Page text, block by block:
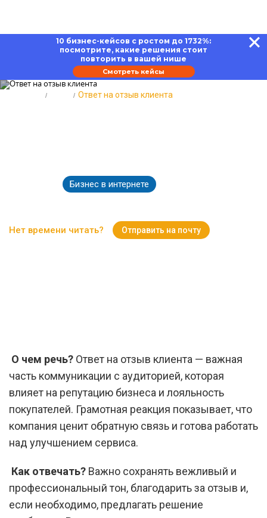
10 бизнес-кейсов с ростом до 1732%:
посмотрите, какие решения стоит
повторить в вашей нише
Смотреть кейсы
Ответ на отзыв клиента
Бизнес в интернете
Нет времени читать? Отправить на почту
О чем речь? Ответ на отзыв клиента — важная
часть коммуникации с аудиторией, которая
влияет на репутацию бизнеса и лояльность
покупателей. Грамотная реакция показывает, что
компания ценит обратную связь и готова работать
над улучшением сервиса.
Как отвечать? Важно сохранять вежливый и
профессиональный тон, благодарить за отзыв и,
если необходимо, предлагать решение